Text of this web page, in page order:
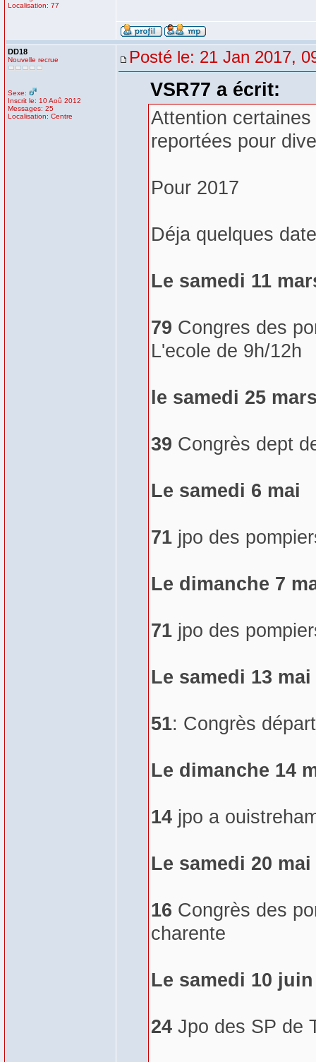
Localisation: 77
DD18
Nouvelle recrue
Sexe:
Inscrit le: 10 Aoû 2012
Messages: 25
Localisation: Centre
Posté le: 21 Jan 2017,
VSR77 a écrit:
Attention
reportées pour
Pour 2017
Déja quelques
Le samedi 11
79 Congres des
L'ecole de 9h/12h
le samedi 25
39 Congrès dept
Le samedi 6 mai
71jpo des
Le dimanche 7
71jpo des
Le samedi 13 mai
51: Congrès
Le dimanche 14
14jpo a
Le samedi 20 mai
16 Congrès des
charente
Le samedi 10 juin
24Jpo des SP de